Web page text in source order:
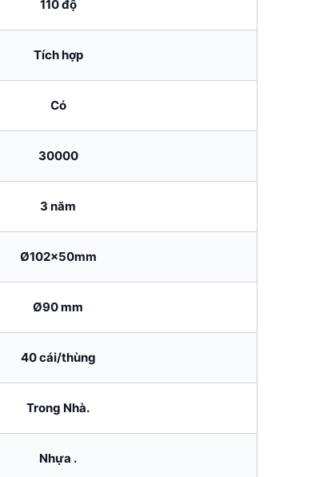
110 độ
Tích hợp
Có
30000
3 năm
Ø102x50mm
Ø90 mm
40 cái/thùng
Trong Nhà.
Nhựa .